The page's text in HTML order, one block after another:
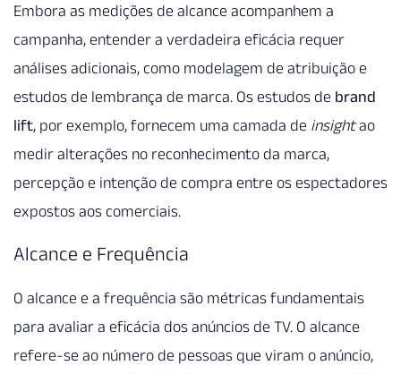
Embora as medições de alcance acompanhem a
campanha, entender a verdadeira eficácia requer
análises adicionais, como modelagem de atribuição e
estudos de lembrança de marca. Os estudos de brand
lift, por exemplo, fornecem uma camada de insightao
medir alterações no reconhecimento da marca,
percepção e intenção de compra entre os espectadores
expostos aos comerciais.
Alcance e Frequência
O alcance e a frequência são métricas fundamentais
para avaliar a eficácia dos anúncios de TV. O alcance
refere-se ao número de pessoas que viram o anúncio,